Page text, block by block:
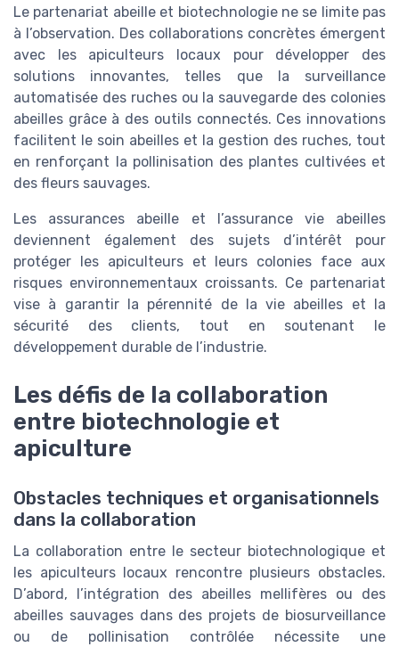
Le partenariat abeille et biotechnologie ne se limite pas
à l’observation. Des collaborations concrètes émergent
avec les apiculteurs locaux pour développer des
solutions innovantes, telles que la surveillance
automatisée des ruches ou la sauvegarde des colonies
abeilles grâce à des outils connectés. Ces innovations
facilitent le soin abeilles et la gestion des ruches, tout
en renforçant la pollinisation des plantes cultivées et
des fleurs sauvages.
Les assurances abeille et l’assurance vie abeilles
deviennent également des sujets d’intérêt pour
protéger les apiculteurs et leurs colonies face aux
risques environnementaux croissants. Ce partenariat
vise à garantir la pérennité de la vie abeilles et la
sécurité des clients, tout en soutenant le
développement durable de l’industrie.
Les défis de la collaboration
entre biotechnologie et
apiculture
Obstacles techniques et organisationnels
dans la collaboration
La collaboration entre le secteur biotechnologique et
les apiculteurs locaux rencontre plusieurs obstacles.
D’abord, l’intégration des abeilles mellifères ou des
abeilles sauvages dans des projets de biosurveillance
ou de pollinisation contrôlée nécessite une